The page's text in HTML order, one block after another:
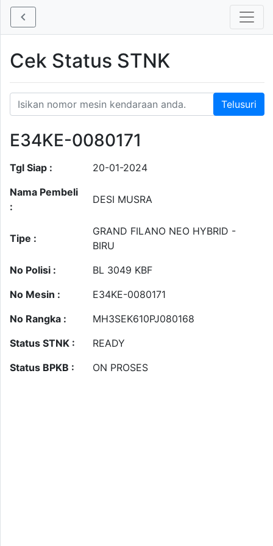
Cek Status STNK
E34KE-0080171
Tgl Siap :
20-01-2024
Nama Pembeli
:
DESI MUSRA
Tipe :
GRAND FILANO NEO HYBRID -
BIRU
No Polisi :
BL 3049 KBF
No Mesin :
E34KE-0080171
No Rangka :
MH3SEK610PJ080168
Status STNK :
READY
Status BPKB :
ON PROSES